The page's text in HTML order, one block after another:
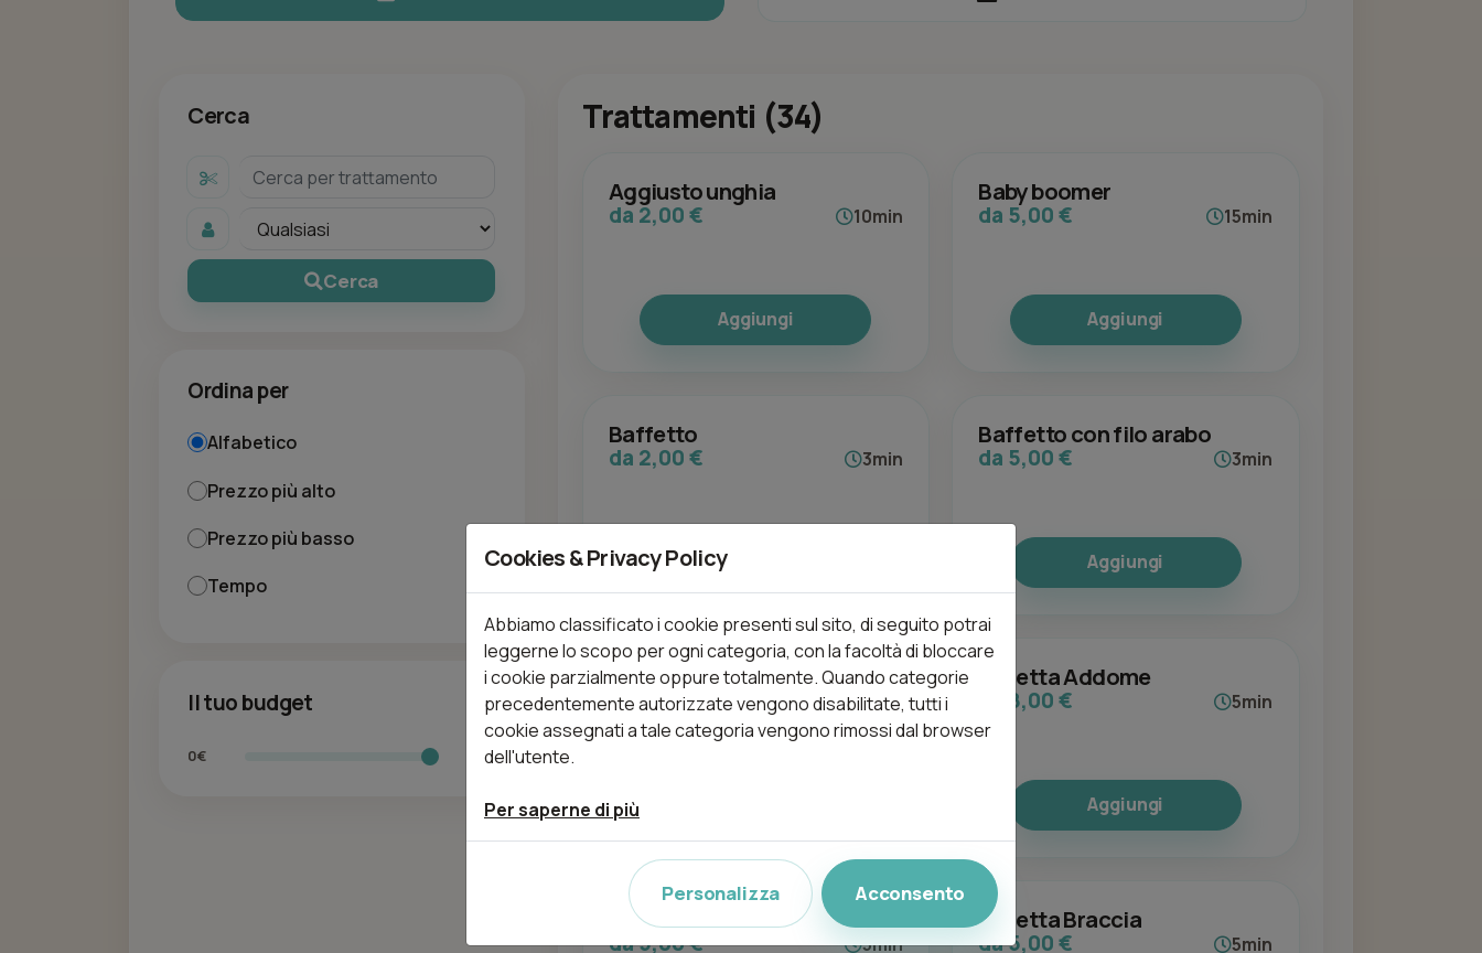
Cerca
Cerca
Ordina per
Alfabetico
Prezzo più alto
Prezzo più basso
Tempo
Il tuo budget
0€ 40€
Trattamenti (34)
Aggiusto unghia
da 2,00 € 10min
Aggiungi
Baby boomer
da 5,00 € 15min
Aggiungi
Baffetto
da 2,00 € 3min
Aggiungi
Baffetto con filo arabo
da 5,00 € 3min
Aggiungi
Cambio smalto mani o piedi
da 5,00 € 10min
Ceretta Addome
da 8,00 € 5min
Aggiungi
Ceretta Ascelle
da 5,00 € 5min
Ceretta Braccia
da 5,00 € 5min
Cookies & Privacy Policy
Abbiamo classificato i cookie presenti sul sito, di seguito potrai
leggerne lo scopo per ogni categoria, con la facoltà di bloccare
i cookie parzialmente oppure totalmente. Quando categorie
precedentemente autorizzate vengono disabilitate, tutti i
cookie assegnati a tale categoria vengono rimossi dal browser
dell'utente.
Per saperne di più
Personalizza Acconsento